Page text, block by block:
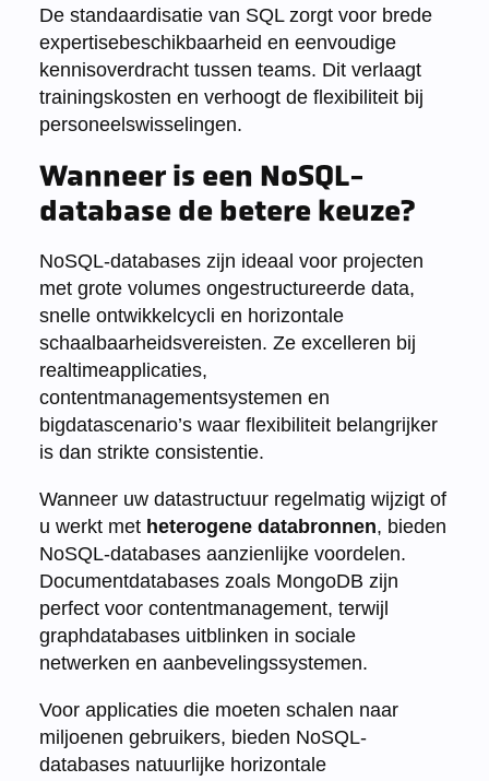
De standaardisatie van SQL zorgt voor brede
expertisebeschikbaarheid en eenvoudige
kennisoverdracht tussen teams. Dit verlaagt
trainingskosten en verhoogt de flexibiliteit bij
personeelswisselingen.
Wanneer is een NoSQL-
database de betere keuze?
NoSQL-databases zijn ideaal voor projecten
met grote volumes ongestructureerde data,
snelle ontwikkelcycli en horizontale
schaalbaarheidsvereisten. Ze excelleren bij
realtimeapplicaties,
contentmanagementsystemen en
bigdatascenario’s waar flexibiliteit belangrijker
is dan strikte consistentie.
Wanneer uw datastructuur regelmatig wijzigt of
u werkt met heterogene databronnen, bieden
NoSQL-databases aanzienlijke voordelen.
Documentdatabases zoals MongoDB zijn
perfect voor contentmanagement, terwijl
graphdatabases uitblinken in sociale
netwerken en aanbevelingssystemen.
Voor applicaties die moeten schalen naar
miljoenen gebruikers, bieden NoSQL-
databases natuurlijke horizontale